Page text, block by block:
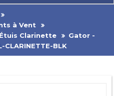
à Vent
Étuis Clarinette
Gator -
BLK